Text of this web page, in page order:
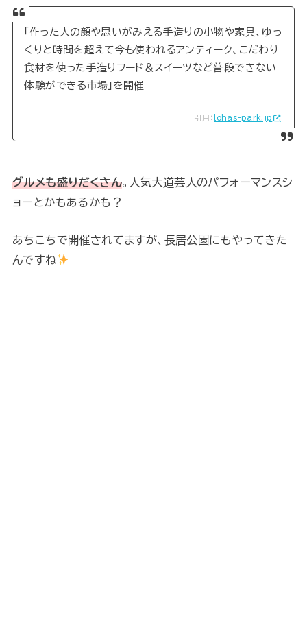
「作った人の顔や思いがみえる手造りの小物や家具、ゆっ
くりと時間を超えて今も使われるアンティーク、こだわり
食材を使った手造りフード＆スイーツなど普段できない
体験ができる市場」を開催
引用： lohas-park.jp
グルメも盛りだくさん。人気大道芸人のパフォーマンスシ
ョーとかもあるかも？
あちこちで開催されてますが、長居公園にもやってきた
んですね